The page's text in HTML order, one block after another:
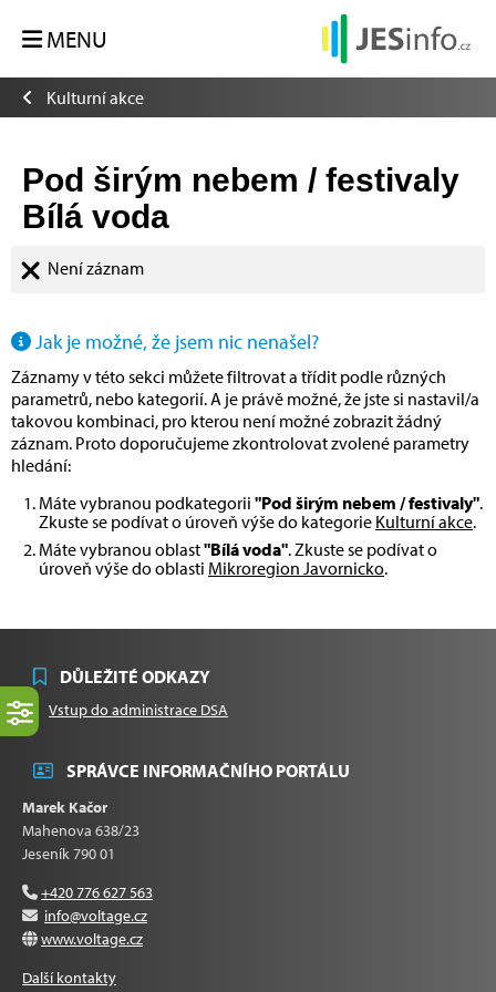
MENU
Kulturní akce
Pod širým nebem / festivaly
Bílá voda
Není záznam
Jak je možné, že jsem nic nenašel?
Záznamy v této sekci můžete filtrovat a třídit podle různých
parametrů, nebo kategorií. A je právě možné, že jste si nastavil/a
takovou kombinaci, pro kterou není možné zobrazit žádný
záznam. Proto doporučujeme zkontrolovat zvolené parametry
hledání:
Máte vybranou podkategorii "Pod širým nebem / festivaly".
Zkuste se podívat o úroveň výše do kategorie Kulturní akce.
Máte vybranou oblast"Bílá voda". Zkuste se podívat o
úroveň výše do oblasti Mikroregion Javornicko.
DŮLEŽITÉ ODKAZY
Vstup do administrace DSA
SPRÁVCE INFORMAČNÍHO PORTÁLU
Marek Kačor
Mahenova 638/23
Jeseník 790 01
+420 776 627 563
info@voltage.cz
www.voltage.cz
Další kontakty